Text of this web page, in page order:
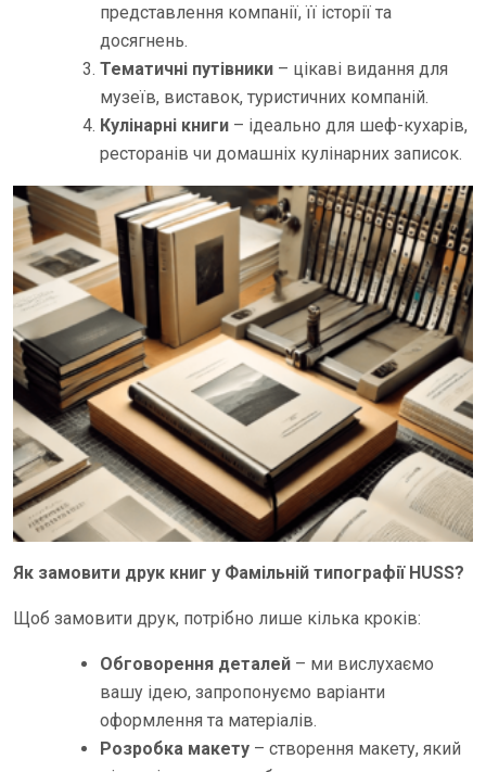
представлення компанії, її історії та
досягнень.
Тематичні путівники – цікаві видання для
музеїв, виставок, туристичних компаній.
Кулінарні книги – ідеально для шеф-кухарів,
ресторанів чи домашніх кулінарних записок.
Як замовити друк книг у Фамільній типографії HUSS?
Щоб замовити друк, потрібно лише кілька кроків:
Обговорення деталей – ми вислухаємо
вашу ідею, запропонуємо варіанти
оформлення та матеріалів.
Розробка макету – створення макету, який